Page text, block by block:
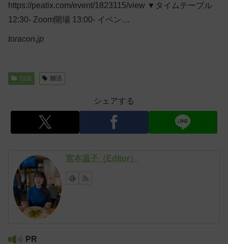
https://peatix.com/event/1823115/view ▼タイムテーブル
12:30- Zoom開場 13:00- イベン…
toracon.jp
知識 婚活
シェアする
宮本温子（Editor）
PR